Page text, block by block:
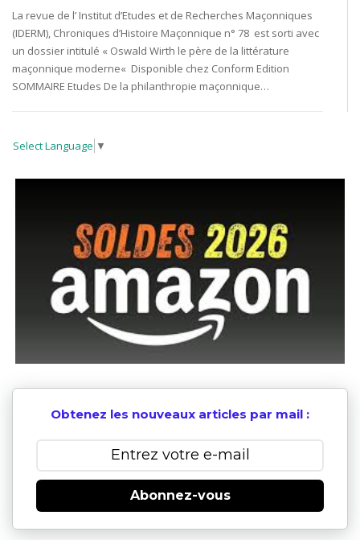
La revue de l’ Institut d’Etudes et de Recherches Maçonniques
(IDERM), Chroniques d’Histoire Maçonnique n° 78 est sorti avec
un dossier intitulé « Oswald Wirth le père de la littérature
maçonnique moderne« Disponible chez Conform Edition
SOMMAIRE Etudes De la philanthropie maçonnique…
Select Language ▼
Obtenez les nouveaux articles par mail :
Abonnez-vous